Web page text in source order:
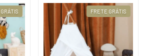
FRETE GRÁTIS